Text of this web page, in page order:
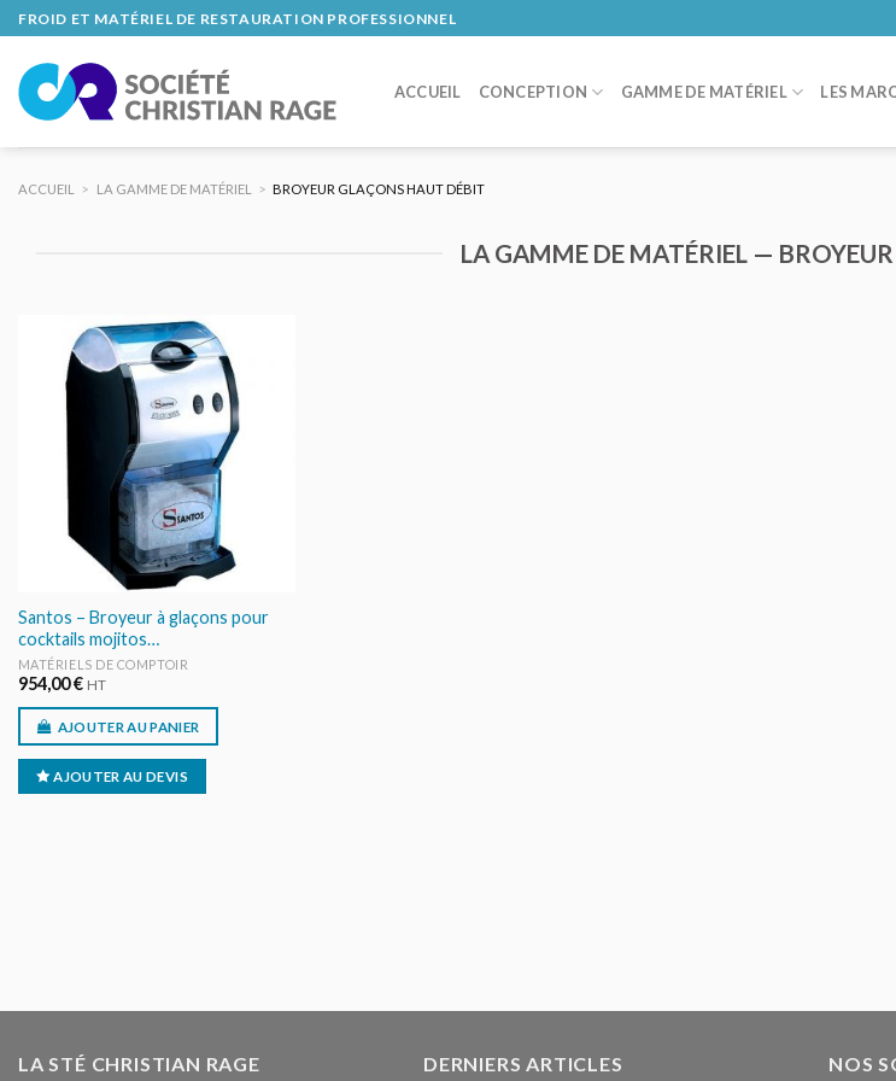
Skip
to
content
FROID ET MATÉRIEL DE RESTAURATION PROFESSIONNEL
ACCUEIL CONCEPTION GAMME DE MATÉRIEL LES
ACCUEIL > LA GAMME DE MATÉRIEL > BROYEUR GLAÇONS HAUT DÉBIT
LA GAMME DE MATÉRIEL —
AJOUTER
AU DEVIS
Santos – Broyeur à glaçons pour
cocktails mojitos…
MATÉRIELS DE COMPTOIR
954,00€ HT
AJOUTER AU PANIER
AJOUTER AU DEVIS
LA STÉ CHRISTIAN RAGE DERNIERS ARTICLES NOS